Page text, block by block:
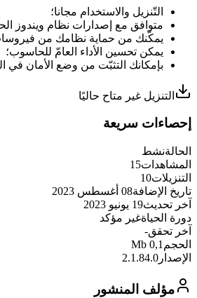
التّنزيل والاستخدام مجانا؛
متوافق مع إصدارات نظام ويندوز
يمكّنك من حماية نظامك من فيروسات
يمكن تحسين الأداء العامّ للحاسوب؛
بإمكانك التثبّت من وضع الأمان في
التنزيل غير متاح حاليًا
إحصاءات سريعة
الحالةنشط
المشاهدات15
التنزيلات10
تاريخ الإضافة08 أغسطس 2023
آخر تحديث19 يونيو 2023
دورة الحياةغير مؤكد
آخر تحقق-
الحجم 0,1 Mb
الإصدار 2.1.84.0
مؤلف المنشور